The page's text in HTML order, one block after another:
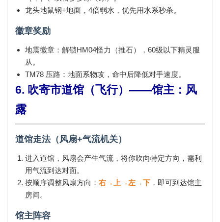
龙头地鼠钢+地面，4倍弱水，优先用水系秒杀。
徽章奖励
地震徽章 ：解锁HM04怪力（推石），60级以下精灵服
从。
TM78 压路 ：地面系物攻，命中后降低对手速度。
6. 吹寄市道馆（飞行）——馆主：风
露
道馆走法（风扇+气流机关）
进入道馆，风扇会产生气流，将你吹向特定方向，需利
用气流到达对面。
按顺序调整风扇方向： 右→上→左→下 ，即可到达馆主
房间。
馆主阵容